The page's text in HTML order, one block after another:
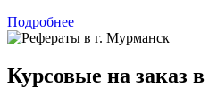
Подробнее
Курсовые на заказ